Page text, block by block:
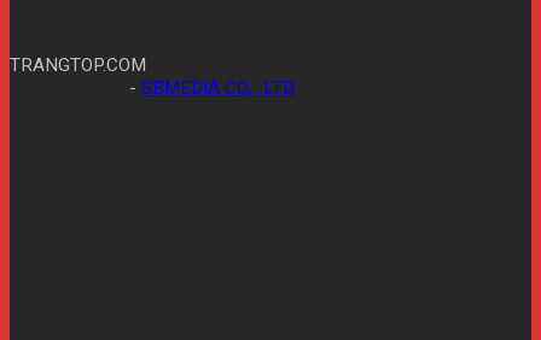
TRANGTOP.COM
- SBMEDIA CO,.. LTD